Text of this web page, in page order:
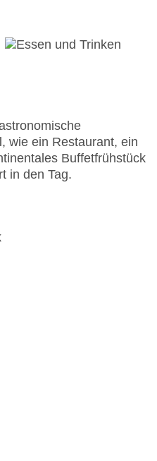
0
120
Pool, Outdoor Pool,
Express, Diners Club,
wie ein Restaurant, ein
Buffetfrühstück
in den Tag.